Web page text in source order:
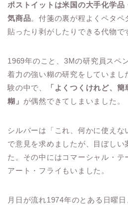
ポストイットは米国の大手化学品
気商品。付箋の裏が程よくペタペ
貼ったり剥がしたりできる代物で
1969年のこと、3Mの研究員スペ
着力の強い糊の研究をしていまし
験の中で、
「よくつくけれど、
糊」 が偶然できてしまいました。
シルバーは「これ、何かに使えな
で意見を求めましたが、目ぼしい
た。その中にはコマーシャル・テ
アート・フライもいました。
月日が流れ1974年のとある日曜